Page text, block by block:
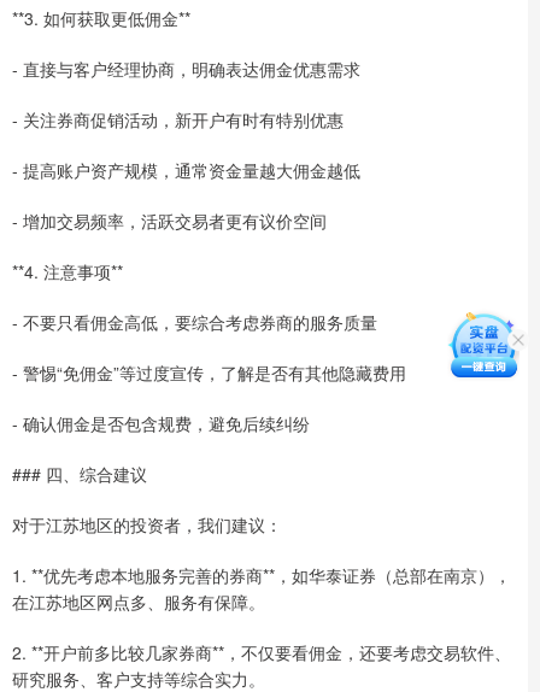
**3. 如何获取更低佣金**
- 直接与客户经理协商，明确表达佣金优惠需求
- 关注券商促销活动，新开户有时有特别优惠
- 提高账户资产规模，通常资金量越大佣金越低
- 增加交易频率，活跃交易者更有议价空间
**4. 注意事项**
- 不要只看佣金高低，要综合考虑券商的服务质量
- 警惕“免佣金”等过度宣传，了解是否有其他隐藏费用
- 确认佣金是否包含规费，避免后续纠纷
### 四、综合建议
对于江苏地区的投资者，我们建议：
1. **优先考虑本地服务完善的券商**，如华泰证券（总部在南京），
在江苏地区网点多、服务有保障。
2. **开户前多比较几家券商**，不仅要看佣金，还要考虑交易软件、
研究服务、客户支持等综合实力。